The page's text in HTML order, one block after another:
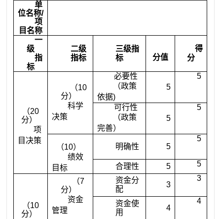
单
位名称/
项
目名称
一
级
指
标
二级
指标
三级指
标
分值
得
分
（20
分）
项
目决策
（10
分）
科学
决策
必要性
（政策
依据)
5
5
可行性
（政策
完善）
5
5
（10）
绩效
目标
明确性 5
5
合理性 5 5
（10
分）
（7
分）
资金
管理
资金分
配
3
3
资金使
用
4
4